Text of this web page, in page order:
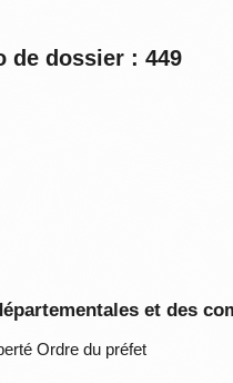
de dossier : 449
et des
Ordre du préfet